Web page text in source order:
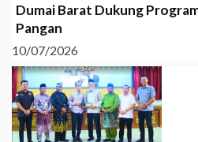
Dumai Barat Dukung
Pangan
10/07/2026